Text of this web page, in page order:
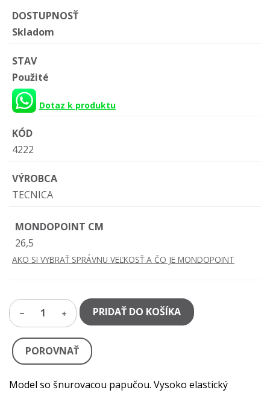
DOSTUPNOSŤ
Skladom
STAV
Použité
Dotaz k produktu
KÓD
4222
VÝROBCA
TECNICA
MONDOPOINT CM
26,5
AKO SI VYBRAŤ SPRÁVNU VEĽKOSŤ A ČO JE MONDOPOINT
1 PRIDAŤ DO KOŠÍKA
POROVNAŤ
Model so šnurovacou papučou. Vysoko elastický